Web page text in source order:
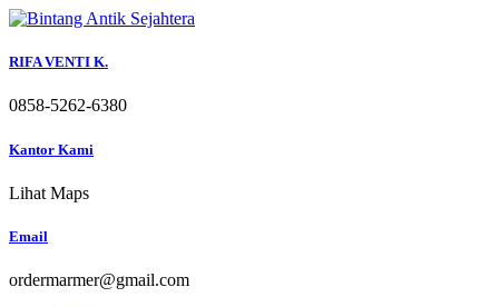
Skip
content
RIFA VENTI K.
0858-5262-6380
Kantor Kami
Lihat Maps
Email
ordermarmer@gmail.com